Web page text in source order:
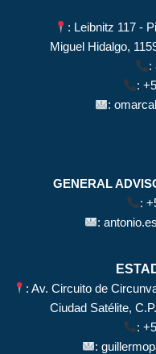
: Leibnitz 117 -
Miguel Hidalgo,
:
:
:
GENERAL
:
:
: Av. Circuito de
Ciudad Satélite,
:
: